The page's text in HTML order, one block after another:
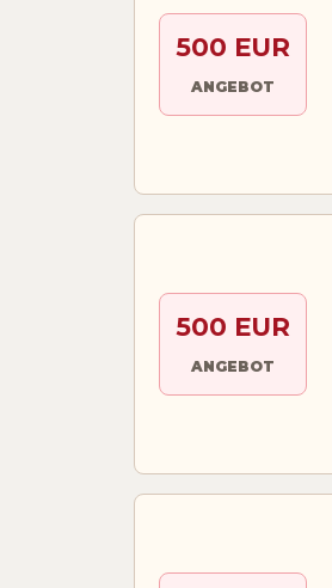
500 EUR
ANGEBOT
500 EUR
ANGEBOT